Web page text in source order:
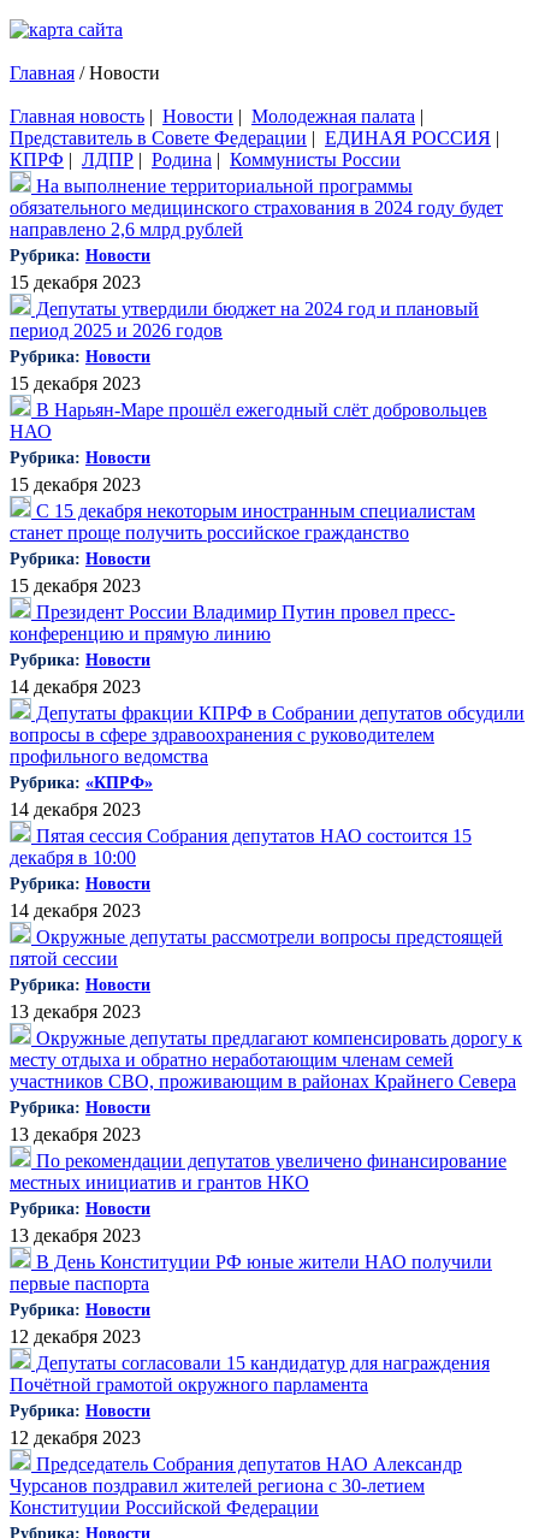
Главная /Новости
Главная новость | Новости | Молодежная палата |
Представитель в Совете Федерации | ЕДИНАЯ РОССИЯ |
КПРФ | ЛДПР | Родина | Коммунисты России
На выполнение территориальной программы
обязательного медицинского страхования в 2024 году будет
направлено 2,6 млрд рублей
Рубрика: Новости
15 декабря 2023
Депутаты утвердили бюджет на 2024 год и плановый
период 2025 и 2026 годов
Рубрика: Новости
15 декабря 2023
В Нарьян-Маре прошёл ежегодный слёт добровольцев
НАО
Рубрика: Новости
15 декабря 2023
С 15 декабря некоторым иностранным специалистам
станет проще получить российское гражданство
Рубрика: Новости
15 декабря 2023
Президент России Владимир Путин провел пресс-
конференцию и прямую линию
Рубрика: Новости
14 декабря 2023
Депутаты фракции КПРФ в Собрании депутатов обсудили
вопросы в сфере здравоохранения с руководителем
профильного ведомства
Рубрика: «КПРФ»
14 декабря 2023
Пятая сессия Собрания депутатов НАО состоится 15
декабря в 10:00
Рубрика: Новости
14 декабря 2023
Окружные депутаты рассмотрели вопросы предстоящей
пятой сессии
Рубрика: Новости
13 декабря 2023
Окружные депутаты предлагают компенсировать дорогу к
месту отдыха и обратно неработающим членам семей
участников СВО, проживающим в районах Крайнего Севера
Рубрика: Новости
13 декабря 2023
По рекомендации депутатов увеличено финансирование
местных инициатив и грантов НКО
Рубрика: Новости
13 декабря 2023
В День Конституции РФ юные жители НАО получили
первые паспорта
Рубрика: Новости
12 декабря 2023
Депутаты согласовали 15 кандидатур для награждения
Почётной грамотой окружного парламента
Рубрика: Новости
12 декабря 2023
Председатель Собрания депутатов НАО Александр
Чурсанов поздравил жителей региона с 30-летием
Конституции Российской Федерации
Рубрика: Новости